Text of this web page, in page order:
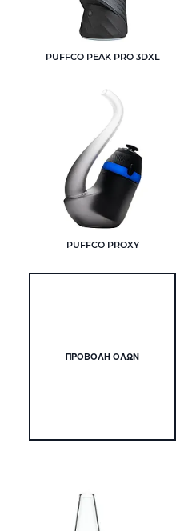
PUFFCO PEAK PRO 3DXL
PUFFCO PROXY
ΠΡΟΒΟΛΉ ΌΛΩΝ